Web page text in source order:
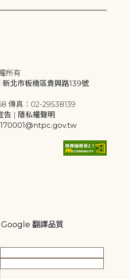
所有
北市板橋區貴興路139號
傳真：02-29538139
告 | 隱私權聲明
Google 翻譯品質